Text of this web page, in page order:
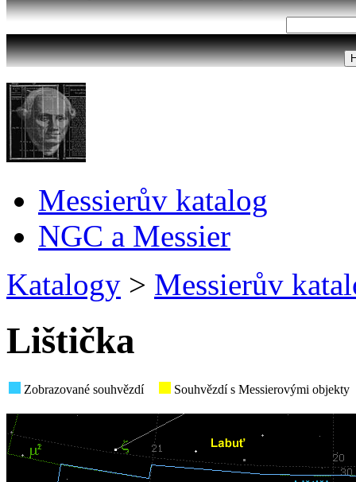
Messierův katalog
NGC a Messier
Katalogy > Messierův
Lištička
Zobrazované souhvězdí Souhvězdí s Messierovými objekty